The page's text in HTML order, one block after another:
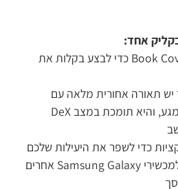
חברו את Book Cover Keyboard כדי לבצע בקלות את
אחורית מלאה עם
מקשי פונקציות ומשטח מגע, והיא תומכת במצב DeX
לשפר את היעילות שלכם
והתחברו באופן אלחוטי למכשירי Samsung Galaxy אחרים